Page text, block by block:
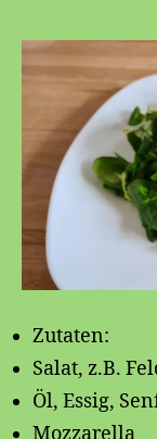
Zutaten:
Salat, z.B.
Öl, Essig,
Mozzarella